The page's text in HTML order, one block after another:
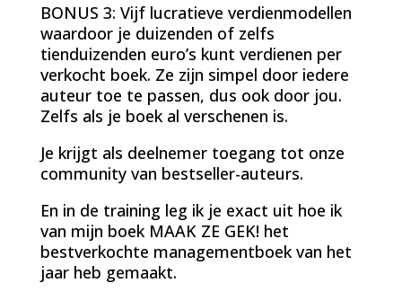
BONUS 3: Vijf lucratieve verdienmodellen
waardoor je duizenden of zelfs
tienduizenden euro’s kunt verdienen per
verkocht boek. Ze zijn simpel door iedere
auteur toe te passen, dus ook door jou.
Zelfs als je boek al verschenen is.
Je krijgt als deelnemer toegang tot onze
community van bestseller-auteurs.
En in de training leg ik je exact uit hoe ik
van mijn boek MAAK ZE GEK! het
bestverkochte managementboek van het
jaar heb gemaakt.